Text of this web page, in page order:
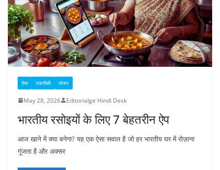
ऐप्स तकनीकी भोजन
May 28, 2026 Editorialge Hindi Desk
भारतीय रसोइयों के लिए 7 बेहतरीन ऐप
आज खाने में क्या बनेगा? यह एक ऐसा सवाल है जो हर भारतीय घर में रोज़ाना
गूंजता है और अक्सर